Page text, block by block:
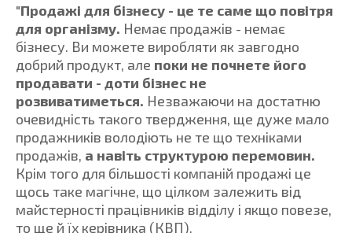
"Продажі для бізнесу - це те саме що повітря
для організму. Немає продажів - немає
бізнесу. Ви можете виробляти як завгодно
добрий продукт, але поки не почнете його
продавати - доти бізнес не
розвиватиметься. Незважаючи на достатню
очевидність такого твердження, ще дуже мало
продажників володіють не те що техніками
продажів, а навіть структурою перемовин.
Крім того для більшості компаній продажі це
щось таке магічне, що цілком залежить від
майстерності працівників відділу і якщо повезе,
то ще й їх керівника (КВП).